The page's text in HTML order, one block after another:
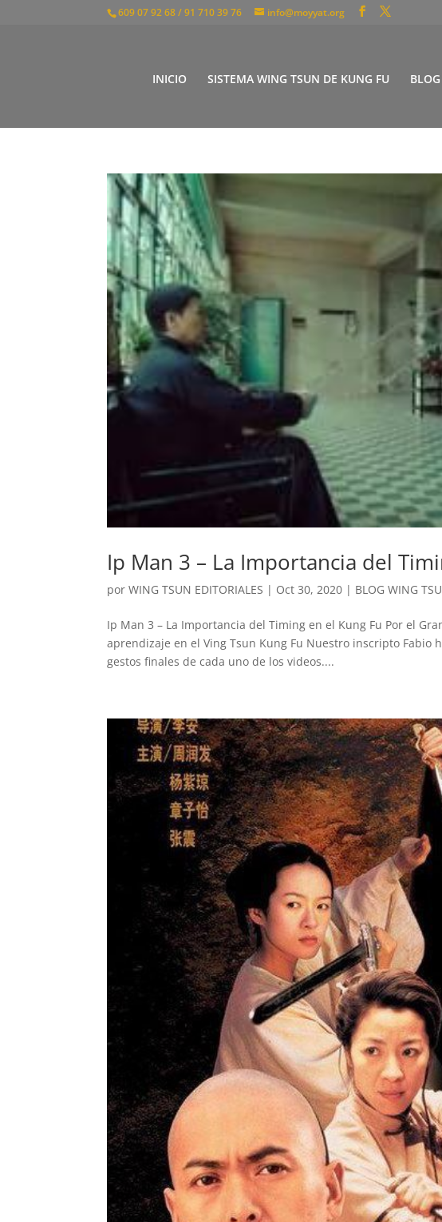
609 07 92 68 / 91 710 39 76 info@moyyat.org
INICIO SISTEMA WING TSUN DE KUNG FU
Ip Man 3 – La Importancia del
porWING TSUN EDITORIALES | Oct 30, 2020 | BLOG WING
Ip Man 3 – La Importancia del Timing en el Kung Fu Por el
aprendizaje en el Ving Tsun Kung Fu Nuestro inscripto
gestos finales de cada uno de los videos....